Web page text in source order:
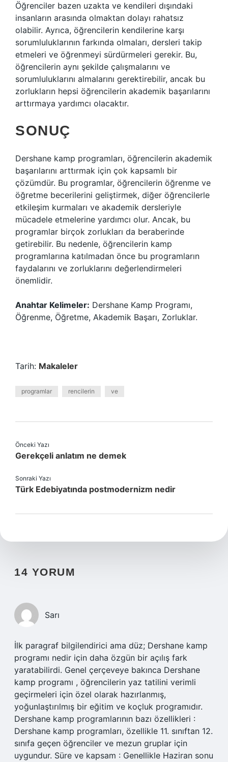
Öğrenciler bazen uzakta ve kendileri dışındaki
insanların arasında olmaktan dolayı rahatsız
olabilir. Ayrıca, öğrencilerin kendilerine karşı
sorumluluklarının farkında olmaları, dersleri takip
etmeleri ve öğrenmeyi sürdürmeleri gerekir. Bu,
öğrencilerin aynı şekilde çalışmalarını ve
sorumluluklarını almalarını gerektirebilir, ancak bu
zorlukların hepsi öğrencilerin akademik başarılarını
arttırmaya yardımcı olacaktır.
SONUÇ
Dershane kamp programları, öğrencilerin akademik
başarılarını arttırmak için çok kapsamlı bir
çözümdür. Bu programlar, öğrencilerin öğrenme ve
öğretme becerilerini geliştirmek, diğer öğrencilerle
etkileşim kurmaları ve akademik dersleriyle
mücadele etmelerine yardımcı olur. Ancak, bu
programlar birçok zorlukları da beraberinde
getirebilir. Bu nedenle, öğrencilerin kamp
programlarına katılmadan önce bu programların
faydalarını ve zorluklarını değerlendirmeleri
önemlidir.
Anahtar Kelimeler: Dershane Kamp Programı,
Öğrenme, Öğretme, Akademik Başarı, Zorluklar.
Tarih: Makaleler
programlar rencilerin ve
Önceki Yazı
Gerekçeli anlatım ne demek
Sonraki Yazı
Türk Edebiyatında postmodernizm nedir
14 YORUM
Sarı
İlk paragraf bilgilendirici ama düz; Dershane kamp
programı nedir için daha özgün bir açılış fark
yaratabilirdi. Genel çerçeveye bakınca Dershane
kamp programı , öğrencilerin yaz tatilini verimli
geçirmeleri için özel olarak hazırlanmış,
yoğunlaştırılmış bir eğitim ve koçluk programıdır.
Dershane kamp programlarının bazı özellikleri :
Dershane kamp programları, özellikle 11. sınıftan 12.
sınıfa geçen öğrenciler ve mezun gruplar için
uygundur. Süre ve kapsam : Genellikle Haziran sonu